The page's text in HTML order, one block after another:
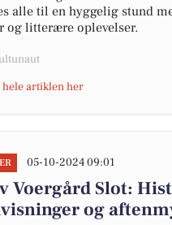
alle til en hyggelig stund
og litterære oplevelser.
artiklen her
05-10-2024 09:01
Voergård Slot:
og